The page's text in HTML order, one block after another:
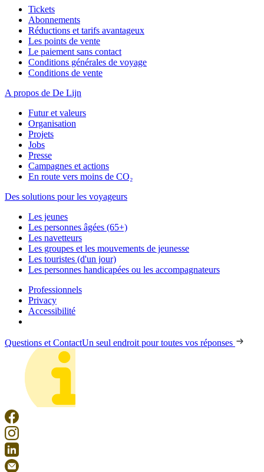
Tickets
Abonnements
Réductions et tarifs avantageux
Les points de vente
Le paiement sans contact
Conditions générales de voyage
Conditions de vente
A propos de De Lijn
Futur et valeurs
Organisation
Projets
Jobs
Presse
Campagnes et actions
En route vers moins de CO₂
Des solutions pour les voyageurs
Les jeunes
Les personnes âgées (65+)
Les navetteurs
Les groupes et les mouvements de jeunesse
Les touristes (d'un jour)
Les personnes handicapées ou les accompagnateurs
Professionnels
Privacy
Accessibilité
Questions et ContactUn seul endroit pour toutes vos réponses